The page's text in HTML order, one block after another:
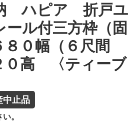
ハピア 折戸ユ
ル付三方枠（固
０幅（６尺間
高 〈ティーブ
止品
。